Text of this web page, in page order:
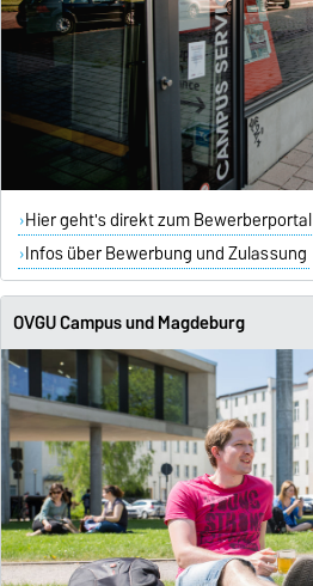
Hier geht's direkt zum Bewerberportal
Infos über Bewerbung und Zulassung
OVGU Campus und Magdeburg